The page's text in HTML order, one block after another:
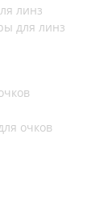
линз
для линз
очков